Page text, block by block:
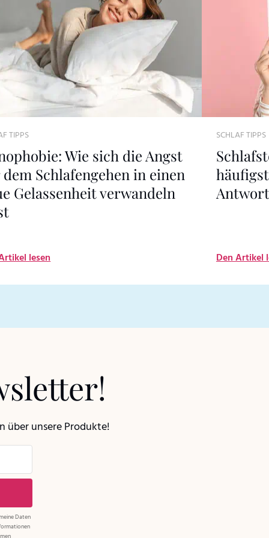
TIPPS
Wie sich die Angst
Schlafengehen in einen
Gelassenheit verwandeln
lesen
SCHLAF TIPPS
Den Artikel
über unsere Produkte!
Daten